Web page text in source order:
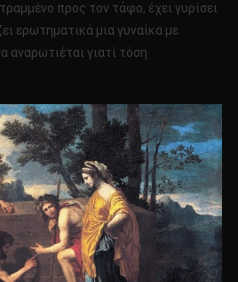
προς τον τάφο, έχει γυρίσει
ερωτηματικά μια γυναίκα με
αναρωτιέται γιατί τόση